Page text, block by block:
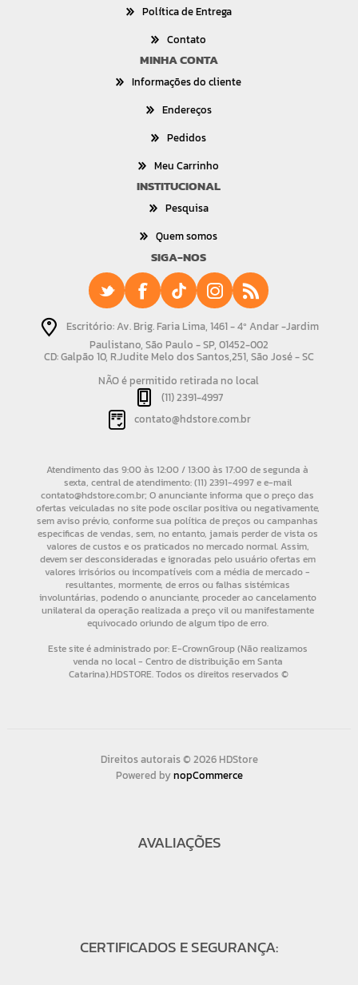
Política de Entrega
Contato
MINHA CONTA
Informações do cliente
Endereços
Pedidos
Meu Carrinho
INSTITUCIONAL
Pesquisa
Quem somos
SIGA-NOS
Escritório: Av. Brig. Faria Lima, 1461 - 4º Andar -Jardim
Paulistano, São Paulo - SP, 01452-002
CD: Galpão 10, R.Judite Melo dos Santos,251, São José - SC
NÃO é permitido retirada no local
(11) 2391-4997
contato@hdstore.com.br
Direitos autorais © 2026 HDStore
Powered bynopCommerce
AVALIAÇÕES
CERTIFICADOS E SEGURANÇA: